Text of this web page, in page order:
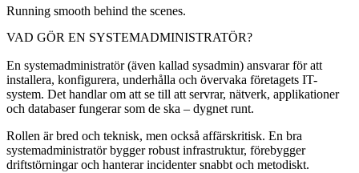
Running smooth behind the scenes.
VAD GÖR EN SYSTEMADMINISTRATÖR?
En systemadministratör (även kallad sysadmin) ansvarar för att
installera, konfigurera, underhålla och övervaka företagets IT-
system. Det handlar om att se till att servrar, nätverk, applikationer
och databaser fungerar som de ska – dygnet runt.
Rollen är bred och teknisk, men också affärskritisk. En bra
systemadministratör bygger robust infrastruktur, förebygger
driftstörningar och hanterar incidenter snabbt och metodiskt.